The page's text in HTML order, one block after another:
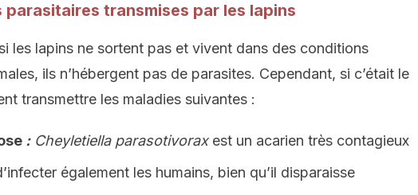
parasitaires transmises par les lapins
les lapins ne sortent pas et vivent dans des conditions
ils n’hébergent pas de parasites. Cependant, si c’était le
transmettre les maladies suivantes :
: Cheyletiella parasotivoraxest un acarien très contagieux
également les humains, bien qu’il disparaisse